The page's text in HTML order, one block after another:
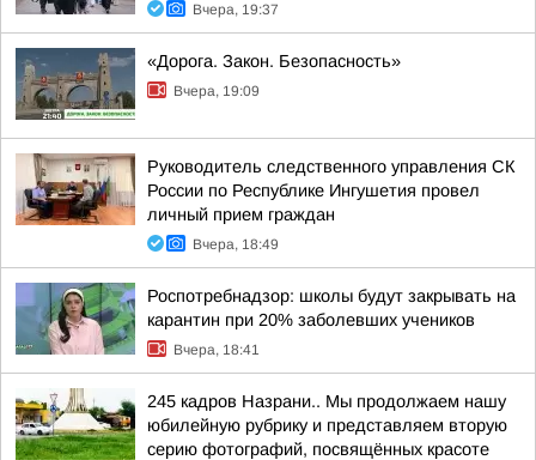
Вчера, 19:37
«Дорога. Закон. Безопасность»
Вчера, 19:09
Руководитель следственного управления СК
России по Республике Ингушетия провел
личный прием граждан
Вчера, 18:49
Роспотребнадзор: школы будут закрывать на
карантин при 20% заболевших учеников
Вчера, 18:41
245 кадров Назрани.. Мы продолжаем нашу
юбилейную рубрику и представляем вторую
серию фотографий, посвящённых красоте